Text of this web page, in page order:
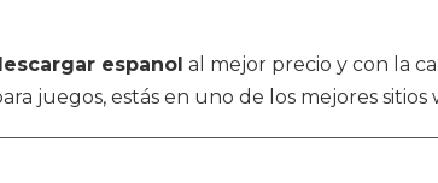
espanol al mejor precio y con la
juegos, estás en uno de los mejores sitios